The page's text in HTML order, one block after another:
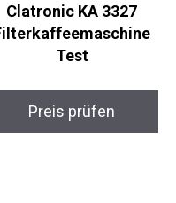
Clatronic KA 3327
Test
Preis prüfen